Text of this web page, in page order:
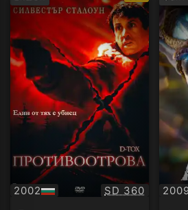
рейтинг:
2002
БГ
Качество:
SD 360
БГ